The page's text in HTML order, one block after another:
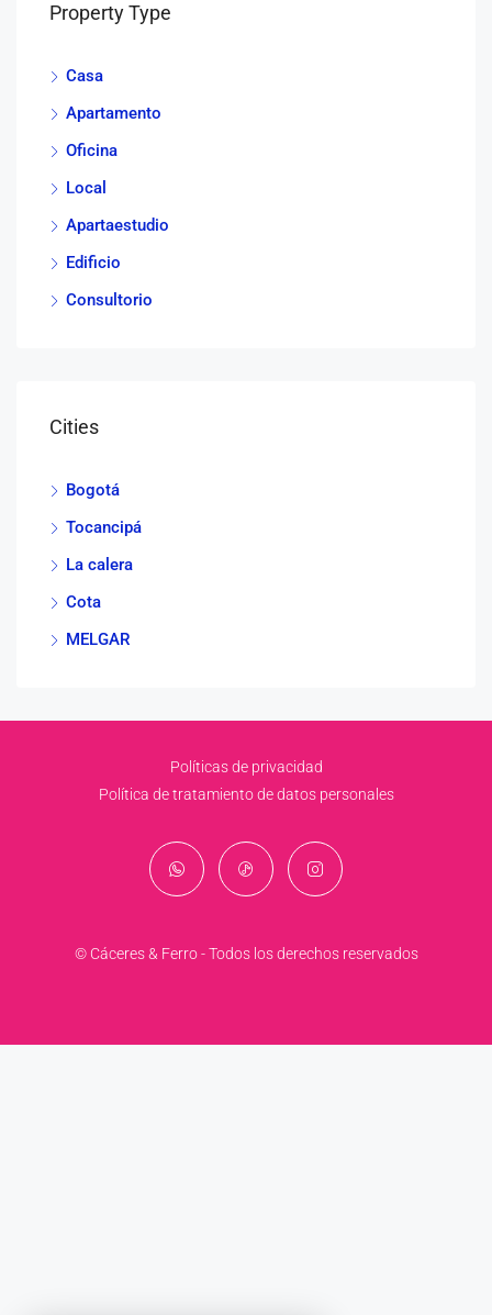
Property Type
Casa
Apartamento
Oficina
Local
Apartaestudio
Edificio
Consultorio
Cities
Bogotá
Tocancipá
La calera
Cota
MELGAR
Políticas de privacidad
Política de tratamiento de datos personales
© Cáceres & Ferro - Todos los derechos reservados